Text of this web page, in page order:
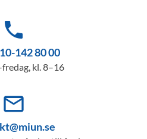
phone
142 80 00
kl. 8–16
mail_outline